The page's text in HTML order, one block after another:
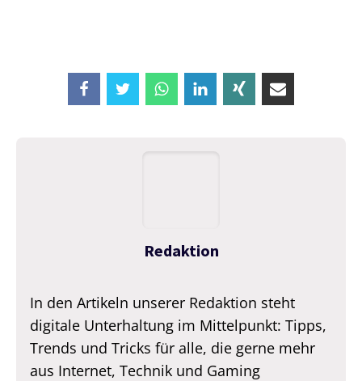
Redaktion
In den Artikeln unserer Redaktion steht
digitale Unterhaltung im Mittelpunkt: Tipps,
Trends und Tricks für alle, die gerne mehr
aus Internet, Technik und Gaming